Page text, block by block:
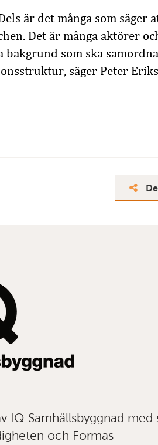
är det många som säger
Det är många aktörer
som ska
säger Peter
IQ Samhällsbyggnad med
och Formas